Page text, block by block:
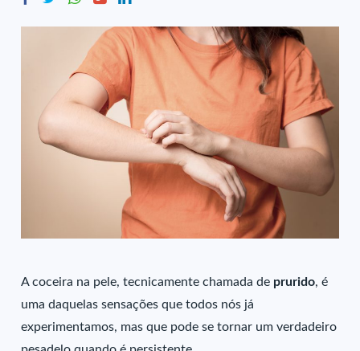
A coceira na pele, tecnicamente chamada de prurido, é
uma daquelas sensações que todos nós já
experimentamos, mas que pode se tornar um verdadeiro